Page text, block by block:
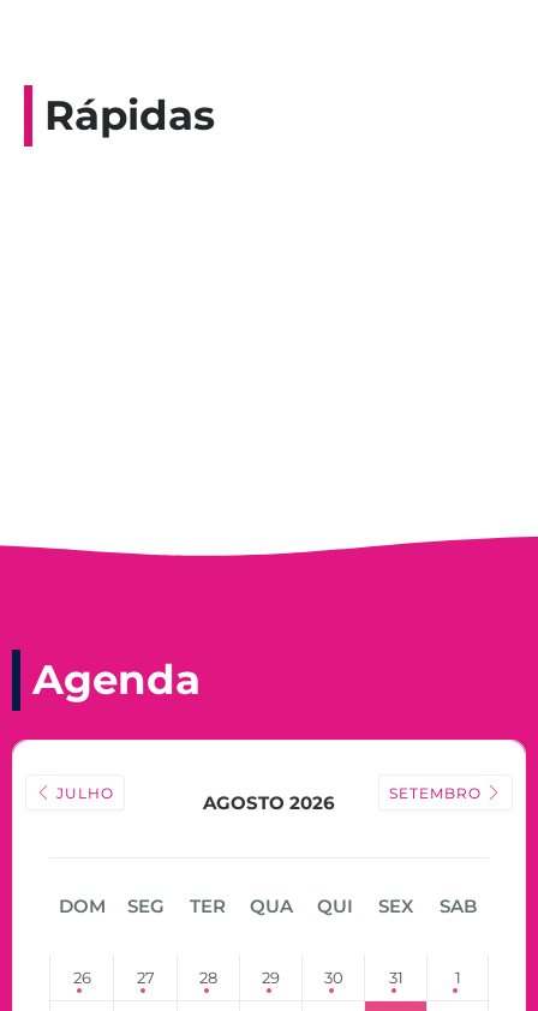
Rápidas
Agenda
JULHO AGOSTO 2026 SETEMBRO
DOM SEG TER QUA QUI SEX SAB
26 27 28 29 30 31 1